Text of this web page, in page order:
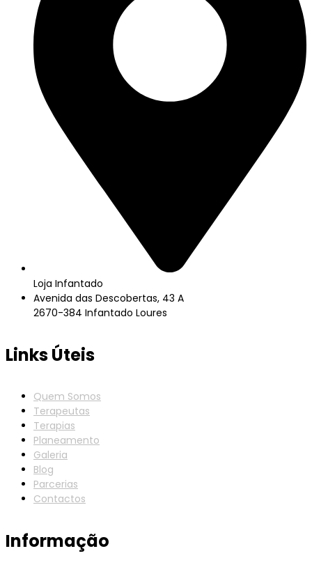
Loja Infantado
Avenida das Descobertas, 43 A
2670-384 Infantado Loures
Links Úteis
Quem Somos
Terapeutas
Terapias
Planeamento
Galeria
Blog
Parcerias
Contactos
Informação